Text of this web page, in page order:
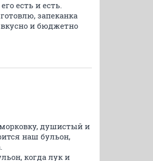
есть и есть.
запеканка
вкусно и бюджетно
душистый и
наш бульон,
когда лук и